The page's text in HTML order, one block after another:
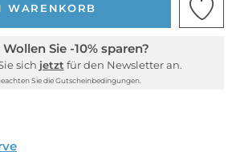
WARENKORB
Wollen Sie -10% sparen?
sich jetzt für den Newsletter an.
Sie die Gutscheinbedingungen.